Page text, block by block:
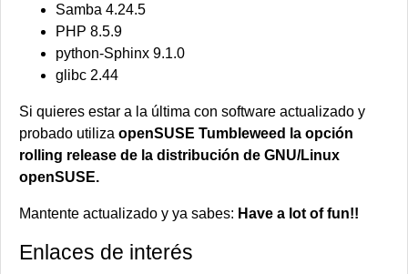
Samba 4.24.5
PHP 8.5.9
python-Sphinx 9.1.0
glibc 2.44
Si quieres estar a la última con software actualizado y
probado utiliza openSUSE Tumbleweed la opción
rolling release de la distribución de GNU/Linux
openSUSE.
Mantente actualizado y ya sabes: Have a lot of fun!!
Enlaces de interés